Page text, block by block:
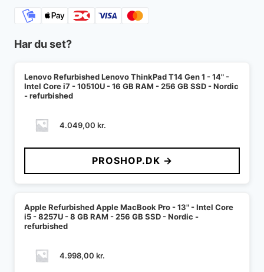
Har du set?
Lenovo Refurbished Lenovo ThinkPad T14 Gen 1 - 14" -
Intel Core i7 - 10510U - 16 GB RAM - 256 GB SSD - Nordic
- refurbished
4.049,00 kr.
PROSHOP.DK →
Apple Refurbished Apple MacBook Pro - 13" - Intel Core
i5 - 8257U - 8 GB RAM - 256 GB SSD - Nordic -
refurbished
4.998,00 kr.